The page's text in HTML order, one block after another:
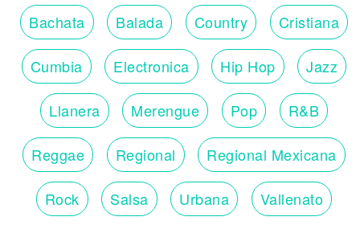
Bachata Balada Country Cristiana
Cumbia Electronica Hip Hop Jazz
Llanera Merengue Pop R&B
Reggae Regional Regional Mexicana
Rock Salsa Urbana Vallenato